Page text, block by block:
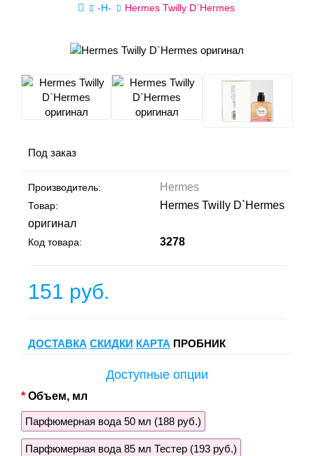
-H- Hermes Twilly D`Hermes
Под заказ
Производитель: Hermes
Товар:
Hermes Twilly D`Hermes
оригинал
Код товара: 3278
151 руб.
ДОСТАВКА СКИДКИ КАРТА ПРОБНИК
Доступные опции
Объем, мл
Парфюмерная вода 50 мл (188 руб.)
Парфюмерная вода 85 мл Тестер (193 руб.)